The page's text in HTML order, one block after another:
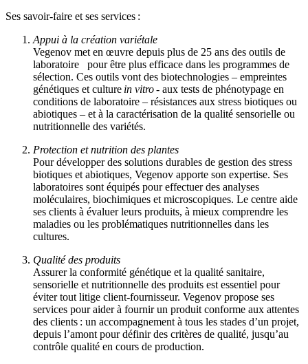
Ses savoir-faire et ses services :
Appui à la création variétale
Vegenov met en œuvre depuis plus de 25 ans des outils de
laboratoire pour être plus efficace dans les programmes de
sélection. Ces outils vont des biotechnologies – empreintes
génétiques et culture in vitro- aux tests de phénotypage en
conditions de laboratoire – résistances aux stress biotiques ou
abiotiques – et à la caractérisation de la qualité sensorielle ou
nutritionnelle des variétés.
Protection et nutrition des plantes
Pour développer des solutions durables de gestion des stress
biotiques et abiotiques, Vegenov apporte son expertise. Ses
laboratoires sont équipés pour effectuer des analyses
moléculaires, biochimiques et microscopiques. Le centre aide
ses clients à évaluer leurs produits, à mieux comprendre les
maladies ou les problématiques nutritionnelles dans les
cultures.
Qualité des produits
Assurer la conformité génétique et la qualité sanitaire,
sensorielle et nutritionnelle des produits est essentiel pour
éviter tout litige client-fournisseur. Vegenov propose ses
services pour aider à fournir un produit conforme aux attentes
des clients : un accompagnement à tous les stades d’un projet,
depuis l’amont pour définir des critères de qualité, jusqu’au
contrôle qualité en cours de production.